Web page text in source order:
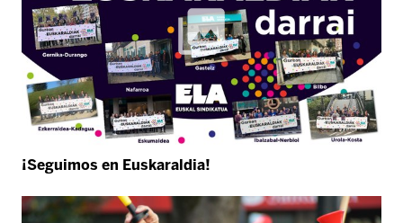
¡Seguimos en Euskaraldia!